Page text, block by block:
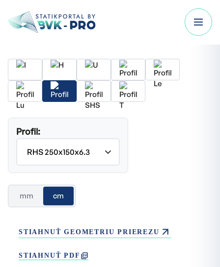
Profil:
mm cm
STIAHNUŤ GEOMETRIU PRIEREZU
STIAHNUŤ PDF